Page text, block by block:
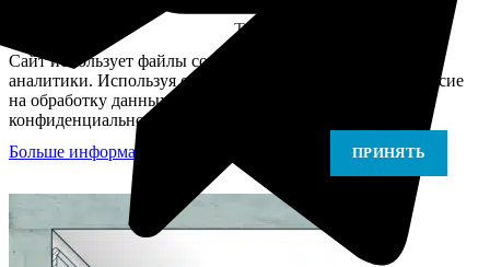
Telegram
Сайт использует файлы cookie для персонализации и
аналитики. Используя сайт, вы подтверждаете своё согласие
на обработку данных в соответствии с Политикой
конфиденциальности.
Больше информации
ПРИНЯТЬ